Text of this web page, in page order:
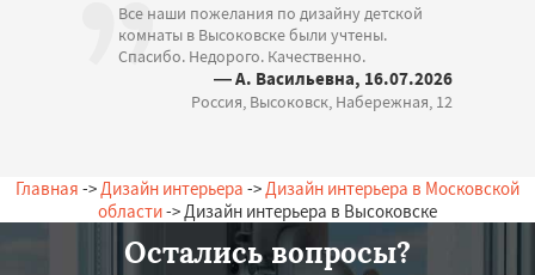
Все наши пожелания по дизайну детской
комнаты в Высоковске были учтены.
Спасибо. Недорого. Качественно.
— А. Васильевна, 16.07.2026
Россия, Высоковск, Набережная, 12
Главная -> Дизайн интерьера -> Дизайн интерьера в Московской
области-> Дизайн интерьера в Высоковске
Остались вопросы?